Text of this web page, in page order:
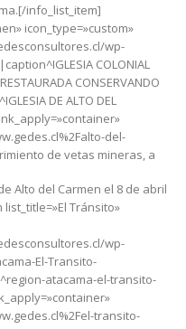
info_list_item]
icon_type=»custom»
wp-
COLONIAL
CONSERVANDO
DE ALTO DEL
del-
de vetas mineras, a
Alto del Carmen el 8 de abril
Tránsito»
wp-
El-Transito-
atacama-el-transito-
transito-